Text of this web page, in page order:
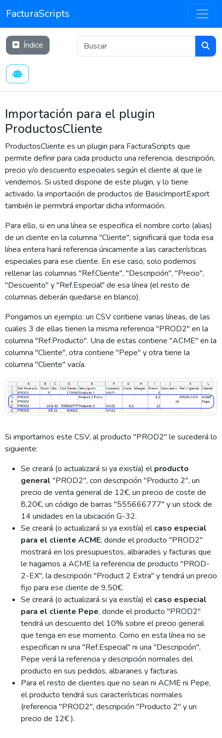
FacturaScripts
Índice
Importación para el plugin
ProductosCliente
ProductosCliente es un plugin para FacturaScripts que
permite definir para cada producto una referencia, descripción,
precio y/o descuento especiales según el cliente al que le
vendemos. Si usted dispone de este plugin, y lo tiene
activado, la importación de productos de BasicImportExport
también le permitirá importar dicha información.
Para ello, si en una línea se especifica el nombre corto (alias)
de un cliente en la columna "Cliente", significará que toda esa
línea entera hará referencia únicamente a las características
especiales para ese cliente. En ese caso, solo podemos
rellenar las columnas "Ref.Cliente", "Descripción", "Precio",
"Descuento" y "Ref.Especial" de esa línea (el resto de
columnas deberán quedarse en blanco).
Pongamos un ejemplo: un CSV contiene varias líneas, de las
cuales 3 de ellas tienen la misma referencia "PROD2" en la
columna "Ref.Producto". Una de estas contiene "ACME" en la
columna "Cliente", otra contiene "Pepe" y otra tiene la
columna "Cliente" vacía.
Si importamos este CSV, al producto "PROD2" le sucederá lo
siguiente:
Se creará (o actualizará si ya existía) elproducto
general "PROD2", con descripción "Producto 2", un
precio de venta general de 12€, un precio de coste de
8,20€, un código de barras "555666777" y un stock de
14 unidades en la ubicación G-32.
Se creará (o actualizará si ya existía) elcaso especial
para el cliente ACME, donde el producto "PROD2"
mostrará en los presupuestos, albarades y facturas que
le hagamos a ACME la referencia de producto "PROD-
2-EX", la descripción "Product 2 Extra" y tendrá un precio
fijo para ese cliente de 9,50€.
Se creará (o actualizará si ya existía) elcaso especial
para el cliente Pepe, donde el producto "PROD2"
tendrá un descuento del 10% sobre el precio general
que tenga en ese momento. Como en esta línea no se
especifican ni una "Ref.Especial" ni una "Descripción",
Pepe verá la referencia y descripción normales del
producto en sus pedidos, albaranes y facturas.
Para el resto de clientes que no sean ni ACME ni Pepe,
el producto tendrá sus características normales
(referencia "PROD2", descripción "Producto 2" y un
precio de 12€ ).